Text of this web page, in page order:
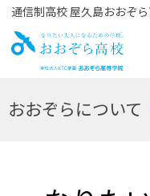
通信制高校 屋久島おおぞ
お
おおぞらについて